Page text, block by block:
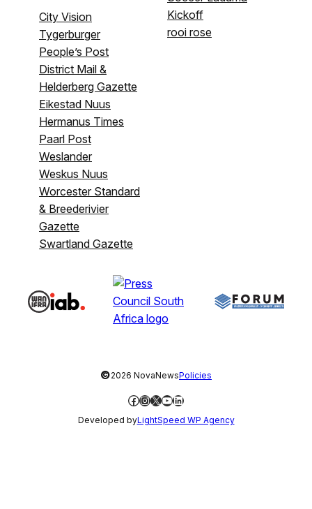
City Vision
Tygerburger
People’s Post
District Mail &
Helderberg Gazette
Eikestad Nuus
Hermanus Times
Paarl Post
Weslander
Weskus Nuus
Worcester Standard
& Breederivier
Gazette
Swartland Gazette
Kickoff
rooi rose
©2026 NovaNewsPolicies
Facebook
Instagram
X YouTube
LinkedIn
Developed byLightSpeed WP Agency